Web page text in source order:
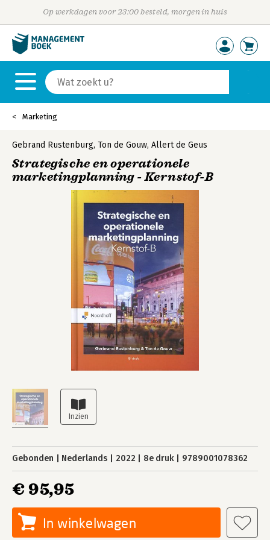
Op werkdagen voor 23:00 besteld, morgen in huis
Marketing
Gebrand Rustenburg, Ton de Gouw, Allert de Geus
Strategische en operationele
marketingplanning - Kernstof-B
Gebonden Nederlands 2022 8e druk 9789001078362
€ 95,95
In winkelwagen